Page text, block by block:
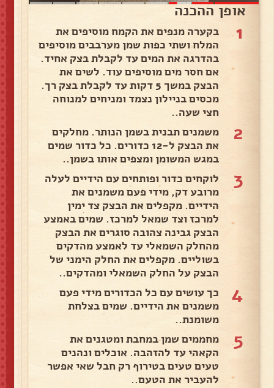
אופן ההכנה
1
בקערה מנפים את הקמח מוסיפים את
המלח ושתי כפות שמן מערבבים מוסיפים
בהדרגה את המים עד לקבלת בצק אחיד.
אם חסר מים מוסיפים עוד. לשים את
הבצק במשך 5 דקות עד לקבלת בצק רך.
מכסים בניילון נצמד ומניחים למנוחה
חצי שעה..
2
משמנים תבנית בשמן הנותר. מחלקים
את הבצק ל-12 כדורים. כל כדור שמים
במגש המשומן ומצפים אותו בשמן..
3
לוקחים כדור ופותחים עם הידיים לעלה
מרובע דק, מידי פעם משמנים את
הידיים. מקפלים את הבצק צד ימין
למרכז וצד שמאל למרכז. שמים באמצע
הבצק גבינה צהובה סוגרים את הבצק
מהחלק השמאלי עד לאמצע מהדקים
בשוליים. מקפלים את החלק הימני של
הבצק על החלק השמאלי ומהדקים..
4
כך עושים עם כל הכדורים מידי פעם
משמנים את הידיים. שמים בצלחת
משומנת..
5
מחממים שמן במחבת ומטגנים את
הקאהי עד להזהבה. אוכלים ונהנים
טעים טעים בטירוף רק חבל שאי אפשר
להעביר את הטעם..